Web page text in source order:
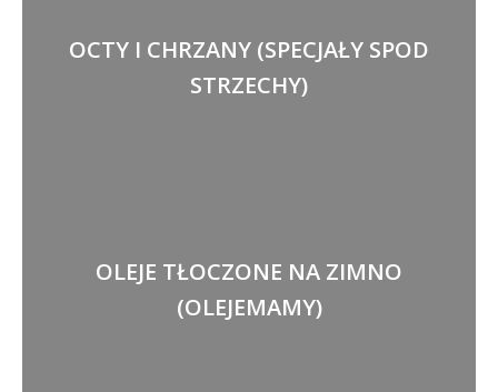
OCTY I CHRZANY (SPECJAŁY SPOD
STRZECHY)
OLEJE TŁOCZONE NA ZIMNO
(OLEJEMAMY)